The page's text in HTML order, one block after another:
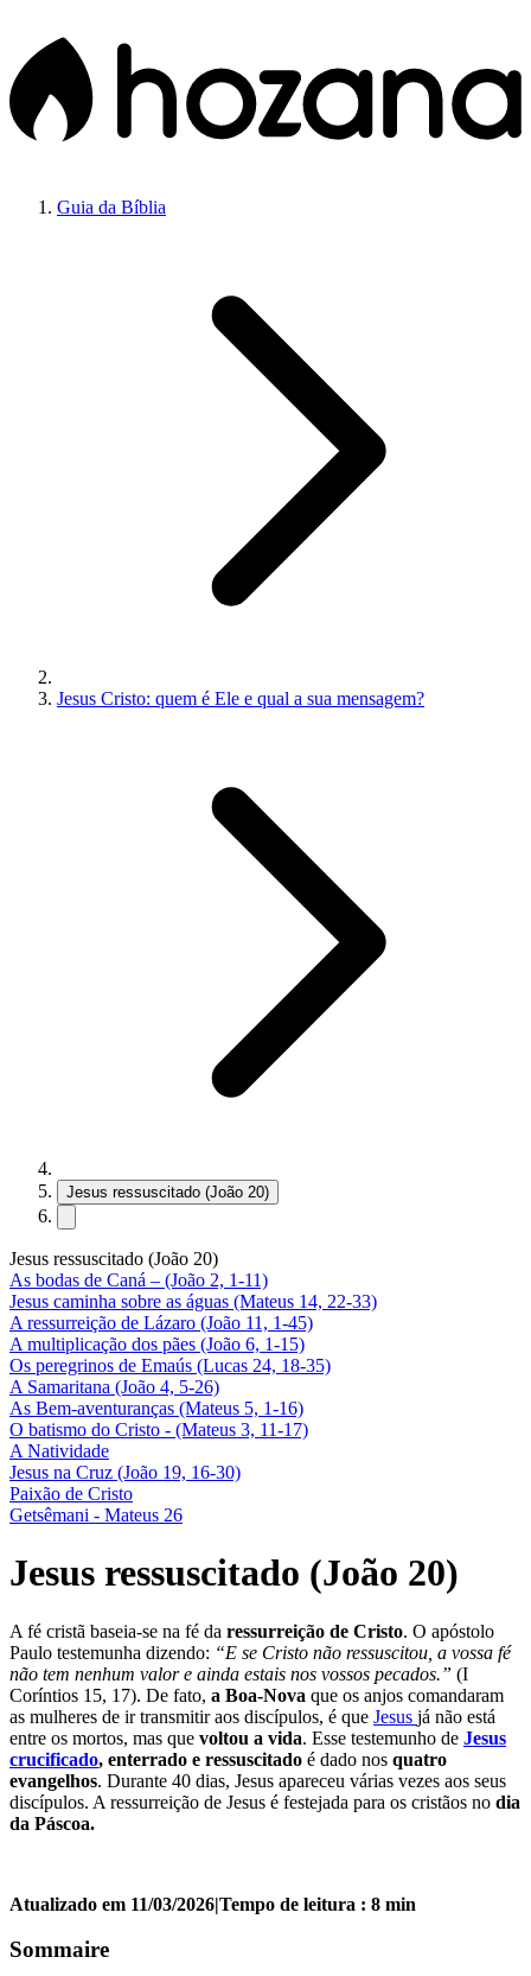
Guia da Bíblia
Jesus Cristo: quem é Ele e qual a sua mensagem?
Jesus ressuscitado (João 20)
Jesus ressuscitado (João 20)
As bodas de Caná – (João 2, 1-11)
Jesus caminha sobre as águas (Mateus 14, 22-33)
A ressurreição de Lázaro (João 11, 1-45)
A multiplicação dos pães (João 6, 1-15)
Os peregrinos de Emaús (Lucas 24, 18-35)
A Samaritana (João 4, 5-26)
As Bem-aventuranças (Mateus 5, 1-16)
O batismo do Cristo - (Mateus 3, 11-17)
A Natividade
Jesus na Cruz (João 19, 16-30)
Paixão de Cristo
Getsêmani - Mateus 26
Jesus ressuscitado (João 20)
A fé cristã baseia-se na fé da ressurreição de Cristo. O apóstolo
Paulo testemunha dizendo: “E se Cristo não ressuscitou, a vossa fé
não tem nenhum valor e ainda estais nos vossos pecados.” (I
Coríntios 15, 17). De fato, a Boa-Nova que os anjos comandaram
as mulheres de ir transmitir aos discípulos, é que Jesus já não está
entre os mortos, mas que voltou a vida. Esse testemunho de Jesus
crucificado, enterrado e ressuscitado é dado nos quatro
evangelhos. Durante 40 dias, Jesus apareceu várias vezes aos seus
discípulos. A ressurreição de Jesus é festejada para os cristãos no dia
da Páscoa.
Atualizado em 11/03/2026|Tempo de leitura : 8 min
Sommaire